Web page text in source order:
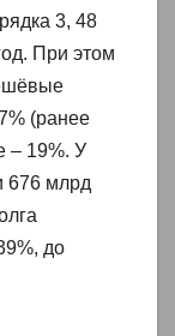
3, 48
При этом
(ранее
– 19%. У
676 млрд
до